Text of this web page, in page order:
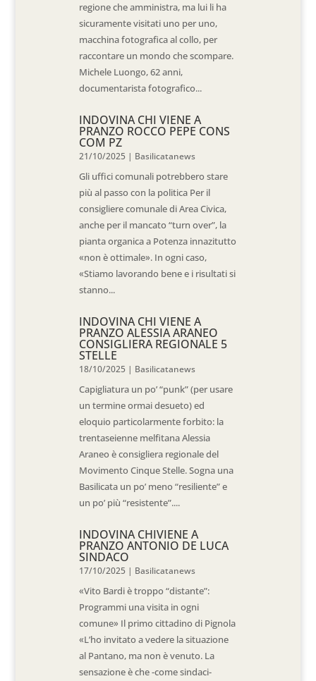
regione che amministra, ma lui li ha
sicuramente visitati uno per uno,
macchina fotografica al collo, per
raccontare un mondo che scompare.
Michele Luongo, 62 anni,
documentarista fotografico...
INDOVINA CHI VIENE A
PRANZO ROCCO PEPE CONS
COM PZ
21/10/2025 | Basilicatanews
Gli uffici comunali potrebbero stare
più al passo con la politica Per il
consigliere comunale di Area Civica,
anche per il mancato “turn over”, la
pianta organica a Potenza innazitutto
«non è ottimale». In ogni caso,
«Stiamo lavorando bene e i risultati si
stanno...
INDOVINA CHI VIENE A
PRANZO ALESSIA ARANEO
CONSIGLIERA REGIONALE 5
STELLE
18/10/2025 | Basilicatanews
Capigliatura un po’ “punk” (per usare
un termine ormai desueto) ed
eloquio particolarmente forbito: la
trentaseienne melfitana Alessia
Araneo è consigliera regionale del
Movimento Cinque Stelle. Sogna una
Basilicata un po’ meno “resiliente” e
un po’ più “resistente”....
INDOVINA CHIVIENE A
PRANZO ANTONIO DE LUCA
SINDACO
17/10/2025 | Basilicatanews
«Vito Bardi è troppo “distante”:
Programmi una visita in ogni
comune» Il primo cittadino di Pignola
«L’ho invitato a vedere la situazione
al Pantano, ma non è venuto. La
sensazione è che -come sindaci-